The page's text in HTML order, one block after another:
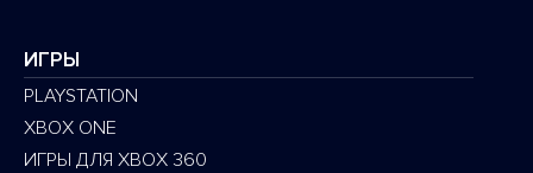
ИГРЫ
PLAYSTATION
XBOX ONE
ИГРЫ ДЛЯ XBOX 360